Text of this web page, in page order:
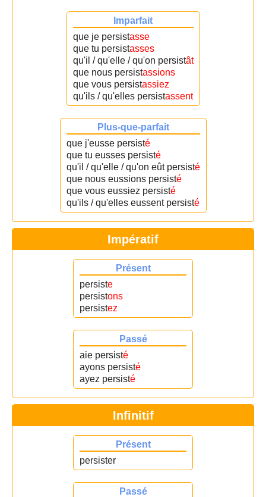
Imparfait
que je persistasse
que tu persistasses
qu'il / qu'elle / qu'on persistât
que nous persistassions
que vous persistassiez
qu'ils / qu'elles persistassent
Plus-que-parfait
que j'eusse persisté
que tu eusses persisté
qu'il / qu'elle / qu'on eût persisté
que nous eussions persisté
que vous eussiez persisté
qu'ils / qu'elles eussent persisté
Impératif
Présent
persiste
persistons
persistez
Passé
aie persisté
ayons persisté
ayez persisté
Infinitif
Présent
persister
Passé